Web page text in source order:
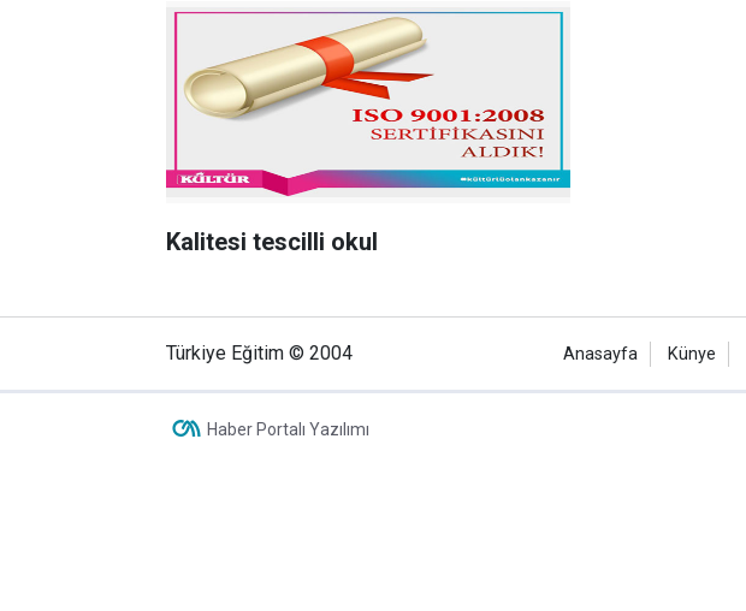
Kalitesi tescilli okul
Türkiye Eğitim © 2004 Anasayfa Künye
Haber Portalı Yazılımı